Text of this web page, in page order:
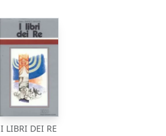
I LIBRI DEI RE